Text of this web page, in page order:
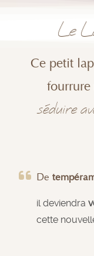
Le
Ce petit
séduire
De
il deviendra
cette